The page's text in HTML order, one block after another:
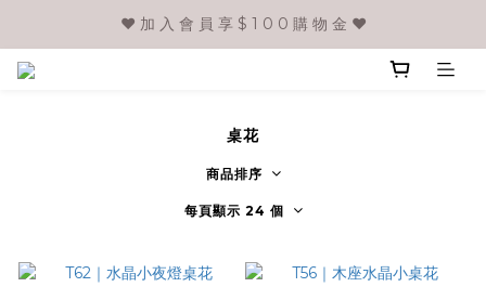
❤️ 加 入 會 員 享 $ 1 0 0 購 物 金 ❤️
桌花
商品排序
每頁顯示 24 個